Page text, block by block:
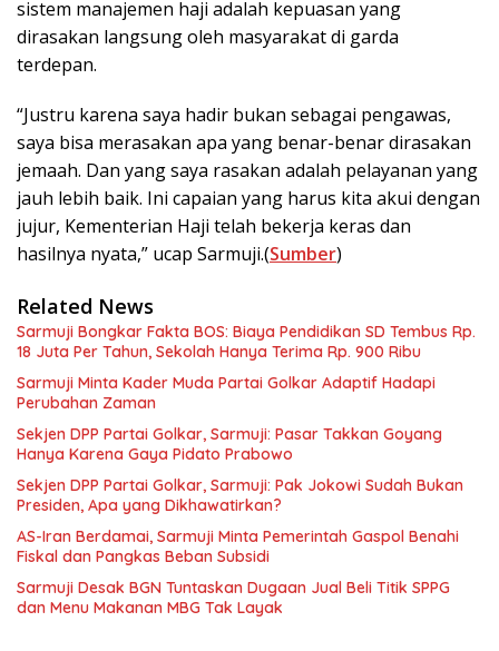
sistem manajemen haji adalah kepuasan yang
dirasakan langsung oleh masyarakat di garda
terdepan.
“Justru karena saya hadir bukan sebagai pengawas,
saya bisa merasakan apa yang benar-benar dirasakan
jemaah. Dan yang saya rasakan adalah pelayanan yang
jauh lebih baik. Ini capaian yang harus kita akui dengan
jujur, Kementerian Haji telah bekerja keras dan
hasilnya nyata,” ucap Sarmuji.(Sumber)
Related News
Sarmuji Bongkar Fakta BOS: Biaya Pendidikan SD Tembus Rp.
18 Juta Per Tahun, Sekolah Hanya Terima Rp. 900 Ribu
Sarmuji Minta Kader Muda Partai Golkar Adaptif Hadapi
Perubahan Zaman
Sekjen DPP Partai Golkar, Sarmuji: Pasar Takkan Goyang
Hanya Karena Gaya Pidato Prabowo
Sekjen DPP Partai Golkar, Sarmuji: Pak Jokowi Sudah Bukan
Presiden, Apa yang Dikhawatirkan?
AS-Iran Berdamai, Sarmuji Minta Pemerintah Gaspol Benahi
Fiskal dan Pangkas Beban Subsidi
Sarmuji Desak BGN Tuntaskan Dugaan Jual Beli Titik SPPG
dan Menu Makanan MBG Tak Layak